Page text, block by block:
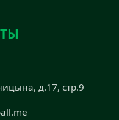
д.17, стр.9